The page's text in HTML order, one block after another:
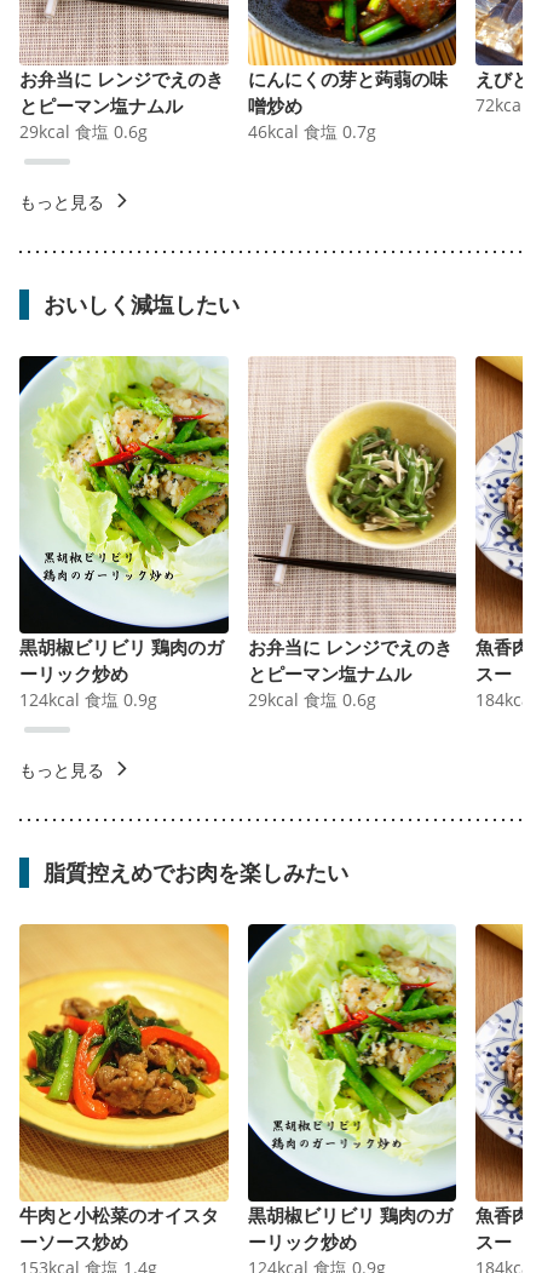
お弁当に レンジでえのき
とピーマン塩ナムル
29kcal 食塩 0.6g
にんにくの芽と蒟蒻の味
噌炒め
46kcal 食塩 0.7g
えびと
72kcal
もっと見る
おいしく減塩したい
黒胡椒ビリビリ 鶏肉のガ
ーリック炒め
124kcal 食塩 0.9g
お弁当に レンジでえのき
とピーマン塩ナムル
29kcal 食塩 0.6g
魚香肉
スー
184kcal
もっと見る
脂質控えめでお肉を楽しみたい
牛肉と小松菜のオイスタ
ーソース炒め
153kcal 食塩 1.4g
黒胡椒ビリビリ 鶏肉のガ
ーリック炒め
124kcal 食塩 0.9g
魚香肉
スー
184kcal